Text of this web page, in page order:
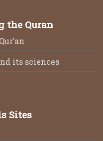
the Quran
its sciences
Sites